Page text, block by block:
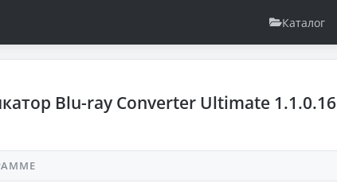
Каталог
Blu-ray Converter Ultimate 1.1.0.16